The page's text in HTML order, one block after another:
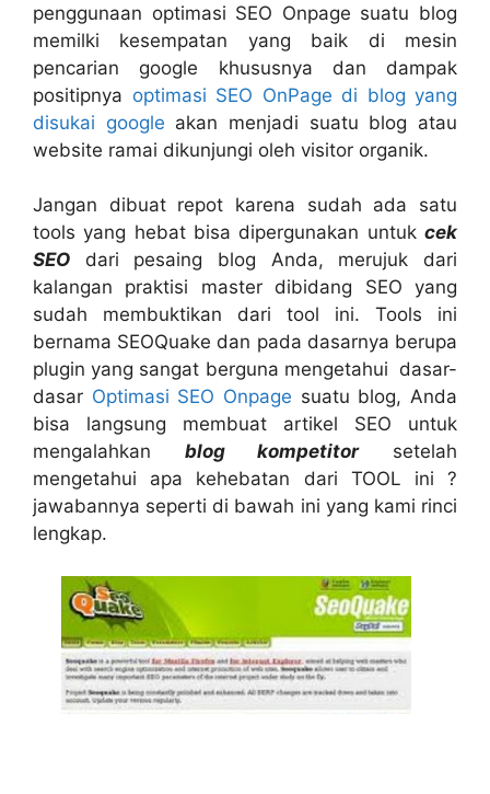
penggunaan optimasi SEO Onpage suatu blog
memilki kesempatan yang baik di mesin
pencarian google khususnya dan dampak
positipnya optimasi SEO OnPage di blog yang
disukai google akan menjadi suatu blog atau
website ramai dikunjungi oleh visitor organik.
Jangan dibuat repot karena sudah ada satu
tools yang hebat bisa dipergunakan untuk cek
SEO dari pesaing blog Anda, merujuk dari
kalangan praktisi master dibidang SEO yang
sudah membuktikan dari tool ini. Tools ini
bernama SEOQuake dan pada dasarnya berupa
plugin yang sangat berguna mengetahui dasar-
dasar Optimasi SEO Onpage suatu blog, Anda
bisa langsung membuat artikel SEO untuk
mengalahkan blog kompetitorsetelah
mengetahui apa kehebatan dari TOOL ini ?
jawabannya seperti di bawah ini yang kami rinci
lengkap.